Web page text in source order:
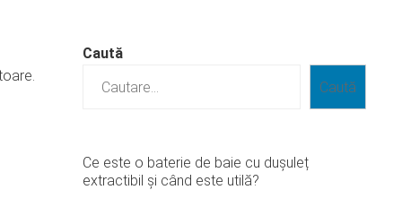
Caută
Caută
Ce este o baterie de baie cu dușuleț
extractibil și când este utilă?